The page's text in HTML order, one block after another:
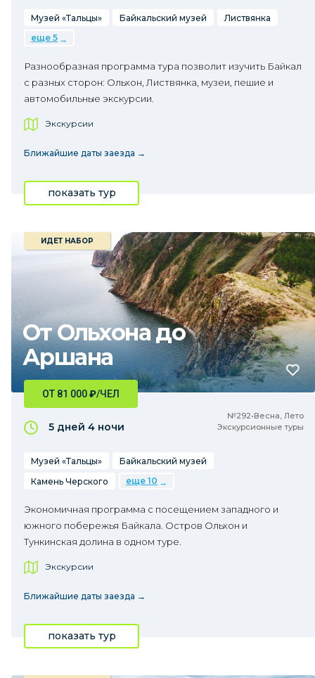
Музей «Тальцы» Байкальский музей
Листвянка
еще 5
Разнообразная программа тура позволит изучить Байкал
с разных сторон: Ольхон, Листвянка, музеи, пешие и
автомобильные экскурсии.
Экскурсии
Ближайшие даты заезда →
показать тур
От Ольхона до
Аршана
ИДЕТ НАБОР
№292•Весна, Лето
Экскурсионные туры
ОТ 81 000₽/ЧЕЛ
5 дней 4 ночи
Музей «Тальцы»
Байкальский музей
Камень Черского
еще 10
Экономичная программа с посещением западного и
южного побережья Байкала. Остров Ольхон и
Тункинская долина в одном туре.
Экскурсии
Ближайшие даты заезда →
показать тур